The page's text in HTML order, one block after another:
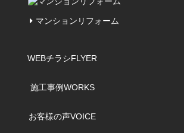
マンションリフォーム
WEBチラシFLYER
施工事例WORKS
お客様の声VOICE